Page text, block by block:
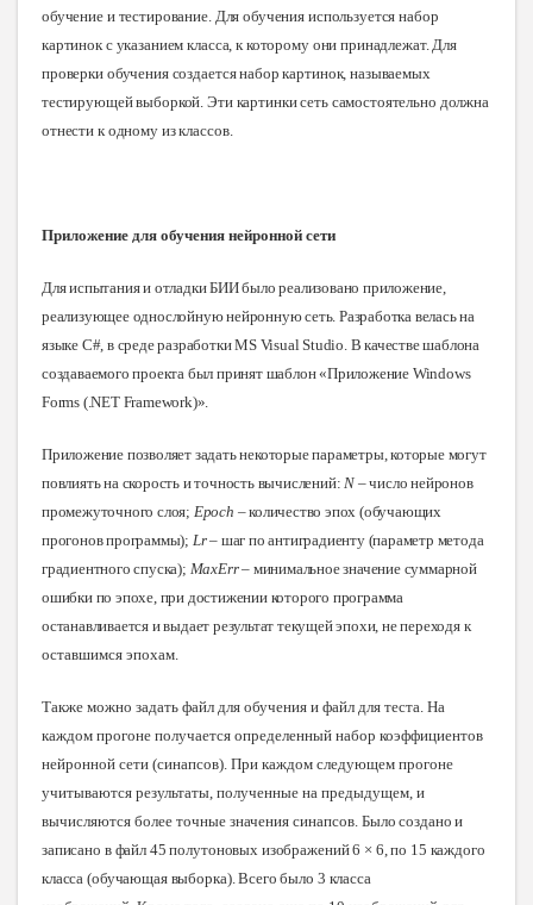
обучение и тестирование. Для обучения используется набор
картинок с указанием класса, к которому они принадлежат. Для
проверки обучения создается набор картинок, называемых
тестирующей выборкой. Эти картинки сеть самостоятельно должна
отнести к одному из классов.
Приложение для обучения нейронной сети
Для испытания и отладки БИИ было реализовано приложение,
реализующее однослойную нейронную сеть. Разработка велась на
языке С#, в среде разработки MS Visual Studio. В качестве шаблона
создаваемого проекта был принят шаблон «Приложение Windows
Forms (.NET Framework)».
Приложение позволяет задать некоторые параметры, которые могут
повлиять на скорость и точность вычислений: N – число нейронов
промежуточного слоя; Epoch – количество эпох (обучающих
прогонов программы); Lr– шаг по антиградиенту (параметр метода
градиентного спуска); MaxErr– минимальное значение суммарной
ошибки по эпохе, при достижении которого программа
останавливается и выдает результат текущей эпохи, не переходя к
оставшимся эпохам.
Также можно задать файл для обучения и файл для теста. На
каждом прогоне получается определенный набор коэффициентов
нейронной сети (синапсов). При каждом следующем прогоне
учитываются результаты, полученные на предыдущем, и
вычисляются более точные значения синапсов. Было создано и
записано в файл 45 полутоновых изображений6 × 6, по 15 каждого
класса (обучающая выборка). Всего было 3 класса